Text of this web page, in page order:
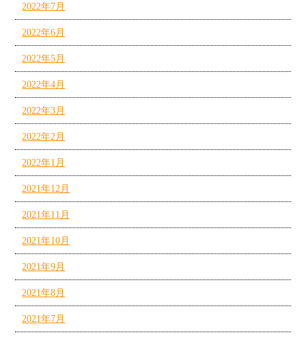
2022年7月
2022年6月
2022年5月
2022年4月
2022年3月
2022年2月
2022年1月
2021年12月
2021年11月
2021年10月
2021年9月
2021年8月
2021年7月